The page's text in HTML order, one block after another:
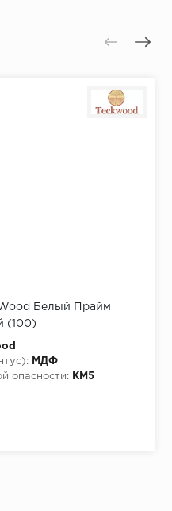
Белый Прайм
(100)
МДФ
опасности:
КМ5